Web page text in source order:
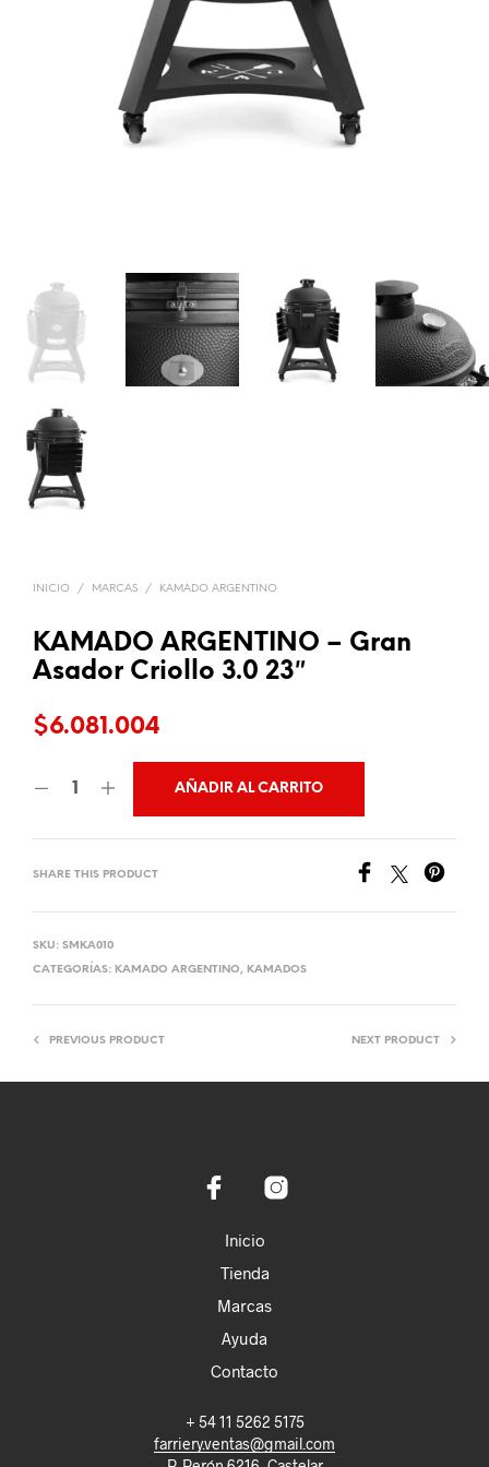
INICIO / MARCAS / KAMADO ARGENTINO
KAMADO ARGENTINO – Gran
Asador Criollo 3.0 23″
$6.081.004
AÑADIR AL CARRITO
SHARE THIS PRODUCT
SKU: SMKA010
CATEGORÍAS: KAMADO ARGENTINO, KAMADOS
PREVIOUS PRODUCT NEXT PRODUCT
Inicio
Tienda
Marcas
Ayuda
Contacto
+ 54 11 5262 5175
farriery.ventas@gmail.com